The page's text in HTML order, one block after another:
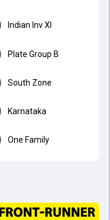
Indian Inv XI
Plate Group B
South Zone
Karnataka
One Family